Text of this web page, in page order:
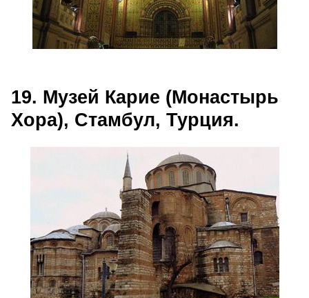
19. Музей Карие (Монастырь
Хора), Стамбул, Турция.